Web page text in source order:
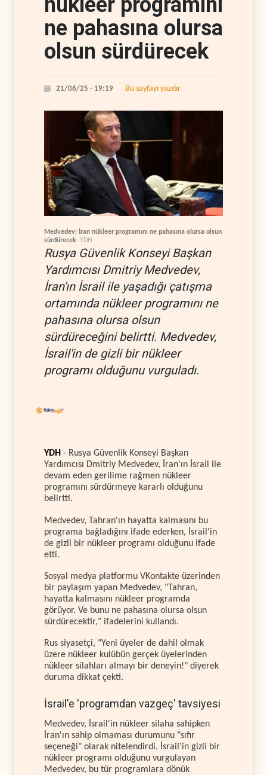
ne pahasına olursa
olsun sürdürecek
21/06/25 - 19:19 Bu sayfayı yazdır
Medvedev: İran nükleer programını ne pahasına olursa olsun
sürdürecek YDH
Rusya Güvenlik Konseyi Başkan
Yardımcısı Dmitriy Medvedev,
İran'ın İsrail ile yaşadığı çatışma
ortamında nükleer programını ne
pahasına olursa olsun
sürdüreceğini belirtti. Medvedev,
İsrail'in de gizli bir nükleer
programı olduğunu vurguladı.
YDH - Rusya Güvenlik Konseyi Başkan
Yardımcısı Dmitriy Medvedev, İran'ın İsrail ile
devam eden gerilime rağmen nükleer
programını sürdürmeye kararlı olduğunu
belirtti.
Medvedev, Tahran'ın hayatta kalmasını bu
programa bağladığını ifade ederken, İsrail'in
de gizli bir nükleer programı olduğunu ifade
etti.
Sosyal medya platformu VKontakte üzerinden
bir paylaşım yapan Medvedev, "Tahran,
hayatta kalmasını nükleer programda
görüyor. Ve bunu ne pahasına olursa olsun
sürdürecektir," ifadelerini kullandı.
Rus siyasetçi, "Yeni üyeler de dahil olmak
üzere nükleer kulübün gerçek üyelerinden
nükleer silahları almayı bir deneyin!" diyerek
duruma dikkat çekti.
İsrail'e 'programdan vazgeç' tavsiyesi
Medvedev, İsrail'in nükleer silaha sahipken
İran'ın sahip olmaması durumunu "sıfır
seçeneği" olarak nitelendirdi. İsrail'in gizli bir
nükleer programı olduğunu vurgulayan
Medvedev, bu tür programlara dönük